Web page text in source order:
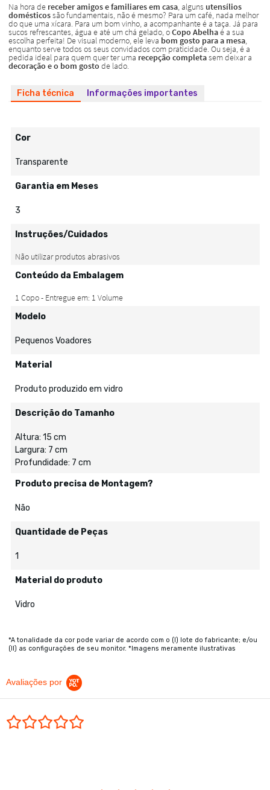
Ficha técnica Informações importantes
Cor
Transparente
Garantia em Meses
3
Instruções/Cuidados
Conteúdo da Embalagem
Modelo
Pequenos Voadores
Material
Produto produzido em vidro
Descrição do Tamanho
Altura: 15 cm
Largura: 7 cm
Profundidade: 7 cm
Produto precisa de Montagem?
Não
Quantidade de Peças
1
Material do produto
Vidro
*A tonalidade da cor pode variar de acordo com o (I) lote do fabricante; e/ou
(II) as configurações de seu monitor. *Imagens meramente ilustrativas
Avaliações por